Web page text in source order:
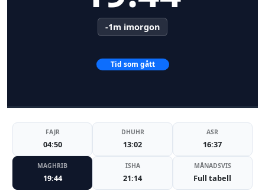
-1m imorgon
Tid som gått
FAJR
04:50
DHUHR
13:02
ASR
16:37
MAGHRIB
19:44
ISHA
21:14
MÅNADSVIS
Full tabell